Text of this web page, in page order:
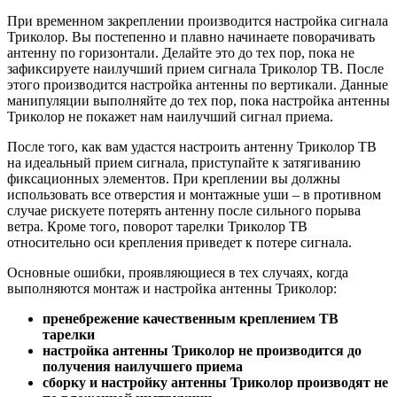
При временном закреплении производится настройка сигнала
Триколор. Вы постепенно и плавно начинаете поворачивать
антенну по горизонтали. Делайте это до тех пор, пока не
зафиксируете наилучший прием сигнала Триколор ТВ. После
этого производится настройка антенны по вертикали. Данные
манипуляции выполняйте до тех пор, пока настройка антенны
Триколор не покажет нам наилучший сигнал приема.
После того, как вам удастся настроить антенну Триколор ТВ
на идеальный прием сигнала, приступайте к затягиванию
фиксационных элементов. При креплении вы должны
использовать все отверстия и монтажные уши – в противном
случае рискуете потерять антенну после сильного порыва
ветра. Кроме того, поворот тарелки Триколор ТВ
относительно оси крепления приведет к потере сигнала.
Основные ошибки, проявляющиеся в тех случаях, когда
выполняются монтаж и настройка антенны Триколор:
пренебрежение качественным креплением ТВ
тарелки
настройка антенны Триколор не производится до
получения наилучшего приема
сборку и настройку антенны Триколор производят не